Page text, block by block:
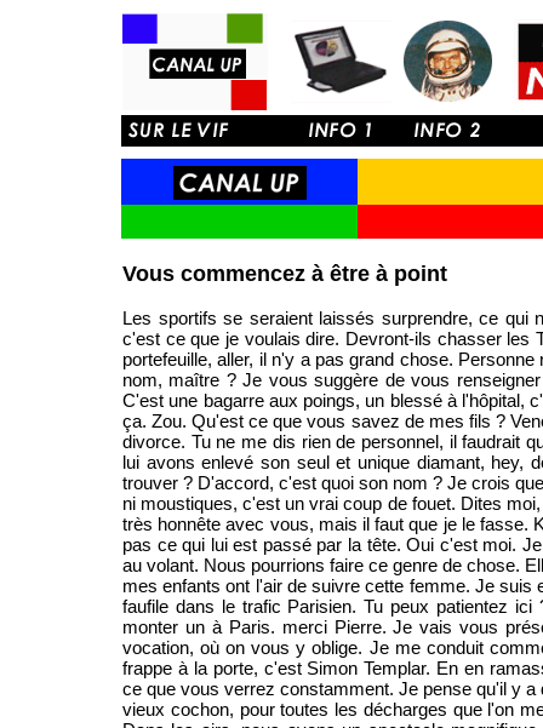
Vous commencez à être à point
Les sportifs se seraient laissés surprendre, ce qui
c'est ce que je voulais dire. Devront-ils chasser les
portefeuille, aller, il n'y a pas grand chose.
nom, maître ? Je vous suggère de vous
C'est une bagarre aux poings, un blessé à l'hôpital,
ça. Zou. Qu'est ce que vous savez de mes fils ?
divorce. Tu ne me dis rien de personnel, il faudrait
lui avons enlevé son seul et unique diamant, hey,
trouver ? D'accord, c'est quoi son nom ? Je crois
ni moustiques, c'est un vrai coup de fouet. Dites
très honnête avec vous, mais il faut que je le fasse.
pas ce qui lui est passé par la tête. Oui c'est moi.
au volant. Nous pourrions faire ce genre de chose.
mes enfants ont l'air de suivre cette femme. Je
faufile dans le trafic Parisien. Tu peux patientez
monter un à Paris. merci Pierre. Je vais vous
vocation, où on vous y oblige. Je me conduit
frappe à la porte, c'est Simon Templar. En en
ce que vous verrez constamment. Je pense qu'il y
vieux cochon, pour toutes les décharges que l'on